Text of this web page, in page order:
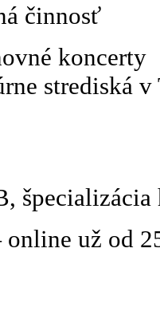
činnosť
koncerty
strediská
špecializácia
už od